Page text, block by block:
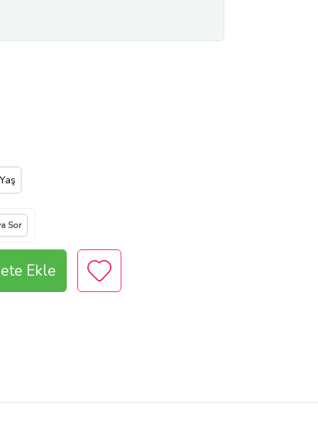
Sor
Ekle